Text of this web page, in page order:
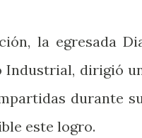
la egresada
Industrial, dirigió
durante
este logro.